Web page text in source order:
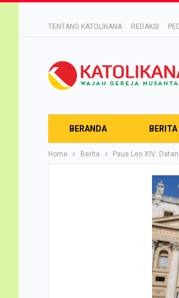
TENTANG KATOLIKANA
REDAKSI
BERANDA BERITA
Home Berita Paus Leo XIV: